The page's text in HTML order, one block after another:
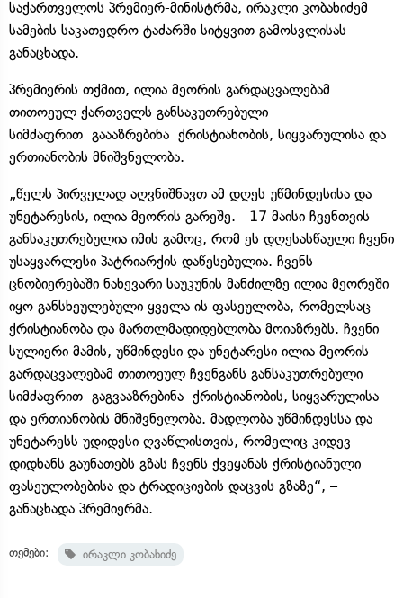
საქართველოს პრემიერ-მინისტრმა, ირაკლი კობახიძემ
სამების საკათედრო ტაძარში სიტყვით გამოსვლისას
განაცხადა.
პრემიერის თქმით, ილია მეორის გარდაცვალებამ
თითოეულ ქართველს განსაკუთრებული
სიმძაფრით გაააზრებინა ქრისტიანობის, სიყვარულისა და
ერთიანობის მნიშვნელობა.
„წელს პირველად აღვნიშნავთ ამ დღეს უწმინდესისა და
უნეტარესის, ილია მეორის გარეშე. 17 მაისი ჩვენთვის
განსაკუთრებულია იმის გამოც, რომ ეს დღესასწაული ჩვენი
უსაყვარლესი პატრიარქის დაწესებულია. ჩვენს
ცნობიერებაში ნახევარი საუკუნის მანძილზე ილია მეორეში
იყო განსხეულებული ყველა ის ფასეულობა, რომელსაც
ქრისტიანობა და მართლმადიდებლობა მოიაზრებს. ჩვენი
სულიერი მამის, უწმინდესი და უნეტარესი ილია მეორის
გარდაცვალებამ თითოეულ ჩვენგანს განსაკუთრებული
სიმძაფრით გაგვააზრებინა ქრისტიანობის, სიყვარულისა
და ერთიანობის მნიშვნელობა. მადლობა უწმინდესსა და
უნეტარესს უდიდესი ღვაწლისთვის, რომელიც კიდევ
დიდხანს გაუნათებს გზას ჩვენს ქვეყანას ქრისტიანული
ფასეულობებისა და ტრადიციების დაცვის გზაზე“, –
განაცხადა პრემიერმა.
თემები: ირაკლი კობახიძე